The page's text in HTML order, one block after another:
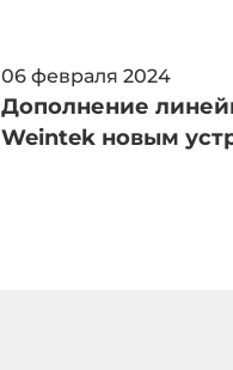
06 февраля 2024
Дополнение
Weintek новым